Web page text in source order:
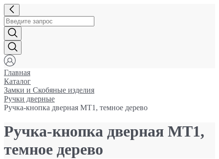
Главная
Каталог
Замки и Cкобяные изделия
Ручки дверные
Ручка-кнопка дверная МТ1, темное дерево
Ручка-кнопка дверная МТ1,
темное дерево